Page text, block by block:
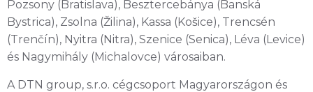
Pozsony (Bratislava), Besztercebánya (Banská
Bystrica), Zsolna (Žilina), Kassa (Košice), Trencsén
(Trenčín), Nyitra (Nitra), Szenice (Senica), Léva (Levice)
és Nagymihály (Michalovce) városaiban.
A DTN group, s.r.o. cégcsoport Magyarországon és